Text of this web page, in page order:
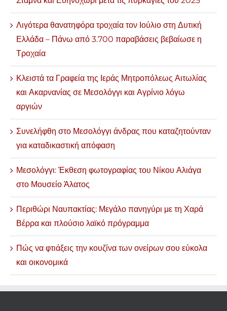
Λιγότερα θανατηφόρα τροχαία τον Ιούλιο στη Δυτική
Ελλάδα – Πάνω από 3.700 παραβάσεις βεβαίωσε η
Τροχαία
Κλειστά τα Γραφεία της Ιεράς Μητροπόλεως Αιτωλίας
και Ακαρνανίας σε Μεσολόγγι και Αγρίνιο λόγω
αργιών
Συνελήφθη στο Μεσολόγγι άνδρας που καταζητούνταν
για καταδικαστική απόφαση
Μεσολόγγι: Έκθεση φωτογραφίας του Νίκου Αλιάγα
στο Μουσείο Άλατος
Περιθώρι Ναυπακτίας: Μεγάλο πανηγύρι με τη Χαρά
Βέρρα και πλούσιο λαϊκό πρόγραμμα
Πώς να φτιάξεις την κουζίνα των ονείρων σου εύκολα
και οικονομικά